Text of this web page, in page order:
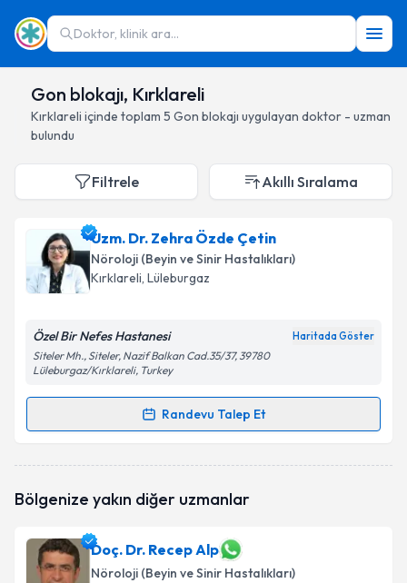
Doktor, klinik ara...
Gon blokajı, Kırklareli
Kırklareli içinde toplam 5 Gon blokajı uygulayan doktor - uzman
bulundu
Filtrele Akıllı Sıralama
Uzm. Dr. Zehra Özde Çetin
Nöroloji (Beyin ve Sinir Hastalıkları)
Kırklareli, Lüleburgaz
Özel Bir Nefes Hastanesi Haritada Göster
Siteler Mh., Siteler, Nazif Balkan Cad.35/37, 39780
Lüleburgaz/Kırklareli, Turkey
Randevu Talep Et
Randevu Takvimi Talebi
talebi oluşturun. Size bu uzmandan randevu almanız
bilgilendireceğiz.
E-posta Adresiniz
Bölgenize yakın diğer uzmanlar
Doç. Dr. Recep Alp
Nöroloji (Beyin ve Sinir Hastalıkları)